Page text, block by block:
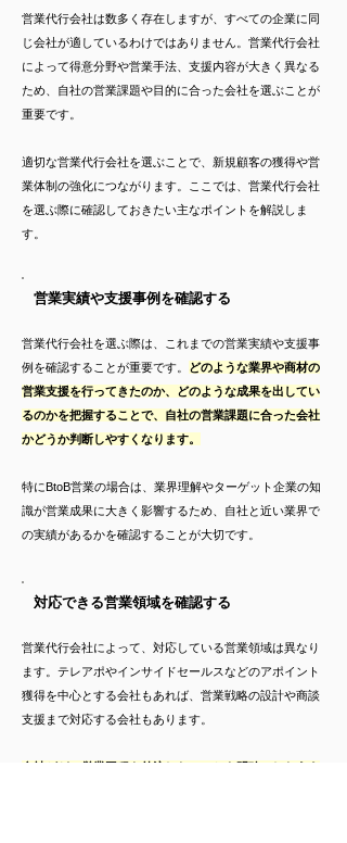
営業代行会社は数多く存在しますが、すべての企業に同
じ会社が適しているわけではありません。営業代行会社
によって得意分野や営業手法、支援内容が大きく異なる
ため、自社の営業課題や目的に合った会社を選ぶことが
重要です。
適切な営業代行会社を選ぶことで、新規顧客の獲得や営
業体制の強化につながります。ここでは、営業代行会社
を選ぶ際に確認しておきたい主なポイントを解説しま
す。
営業実績や支援事例を確認する
営業代行会社を選ぶ際は、これまでの営業実績や支援事
例を確認することが重要です。 どのような業界や商材の
営業支援を行ってきたのか、どのような成果を出してい
るのかを把握することで、自社の営業課題に合った会社
かどうか判断しやすくなります。
特にBtoB営業の場合は、業界理解やターゲット企業の知
識が営業成果に大きく影響するため、自社と近い業界で
の実績があるかを確認することが大切です。
対応できる営業領域を確認する
営業代行会社によって、対応している営業領域は異なり
ます。テレアポやインサイドセールスなどのアポイント
獲得を中心とする会社もあれば、営業戦略の設計や商談
支援まで対応する会社もあります。
自社がどの営業工程を外注したいのかを明確にしたうえ